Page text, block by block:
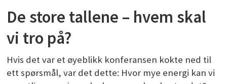
De store tallene – hvem skal
vi tro på?
Hvis det var et øyeblikk konferansen kokte ned til
ett spørsmål, var det dette: Hvor mye energi kan vi